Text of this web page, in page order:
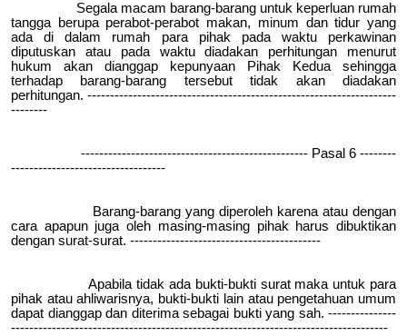
Segala macam barang-barang untuk keperluan rumah
tangga berupa perabot-perabot makan, minum dan tidur yang
ada di dalam rumah para pihak pada waktu perkawinan
diputuskan atau pada waktu diadakan perhitungan menurut
hukum akan dianggap kepunyaan Pihak Kedua sehingga
terhadap barang-barang tersebut tidak akan diadakan
perhitungan. --------------------------------------------------------------------
--------
-------------------------------------------------- Pasal 6 --------
----------------------------------
Barang-barang yang diperoleh karena atau dengan
cara apapun juga oleh masing-masing pihak harus dibuktikan
dengan surat-surat. ------------------------------------------
Apabila tidak ada bukti-bukti surat maka untuk para
pihak atau ahliwarisnya, bukti-bukti lain atau pengetahuan umum
dapat dianggap dan diterima sebagai bukti yang sah. ---------------
-----------------------------------------------------------------------------------